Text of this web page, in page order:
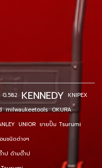
G.582 KENNEDY KNIPEX
milwaukeetools OKURA
UNIOR ขายปั๊ม Tsurumi
นชนิดต่างๆ
ป ด้ามต๊าป